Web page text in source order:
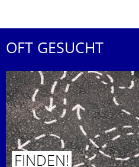
OFT GESUCHT
FINDEN!